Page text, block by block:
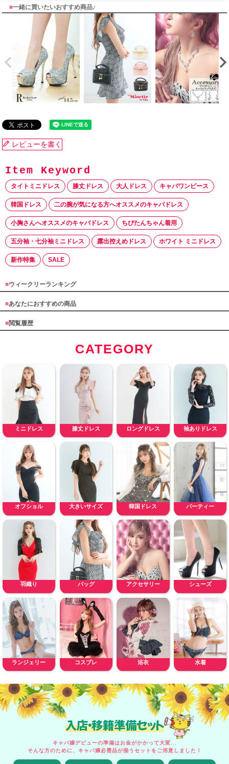
■一緒に買いたいおすすめ商品♪
レビューを書く
タイトミニドレス 膝丈ドレス 大人ドレス キャバワンピース
韓国ドレス 二の腕が気になる方へオススメのキャバドレス
小胸さんへオススメのキャバドレス ちぴたんちゃん着用
五分袖・七分袖ミニドレス 露出控えめドレス ホワイト ミニドレス
新作特集 SALE
■ウィークリーランキング
■あなたにおすすめの商品
■閲覧履歴
CATEGORY
ミニドレス 膝丈ドレス ロングドレス 袖ありドレス
オフショル 大きいサイズ 韓国ドレス パーティー
羽織り バッグ アクセサリー シューズ
ランジェリー コスプレ 浴衣 水着
入店・移籍準備セット
キャバ嬢デビューの準備はお金がかかって大変...
そんな方のために、キャバ嬢必需品が揃うセットをご用意しました！